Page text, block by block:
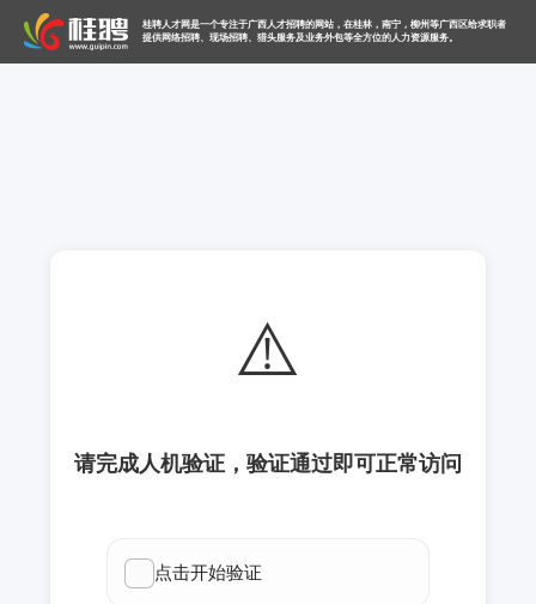
桂聘人才网是一个专注于广西人才招聘的网站，在桂林，南宁，柳州等广西区给求职者
提供网络招聘、现场招聘、猎头服务及业务外包等全方位的人力资源服务。
⚠️
请完成人机验证，验证通过即可正常访问